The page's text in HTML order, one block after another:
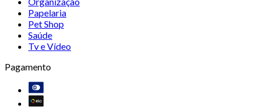
Papelaria
Pet Shop
Saúde
Tv e Vídeo
Pagamento